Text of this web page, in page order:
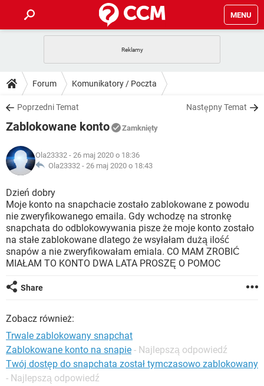
MENU
GRY WHATSAPP
SPOTIFY
INSTAGRAM FACEBOOK
WINDOWS 10
PORADY
PlayStation TIKTOK
INSTAGRAM
WINDOWS 10
DO POBRANIA
ANDROID TIKTOK
GRY
IOS NETFLIX
INSTAGRAM
WINDOWS 10
COVID-19
GRY
SPOTIFY
INSTAGRAM FACEBOOK
WINDOWS 10
ARTYKUŁY
COVID-19
GRY WHATSAPP
SPOTIFY NETFLIX
INSTAGRAM FACEBOOK
WINDOWS 10
Forum Komunikatory / Poczta
Poprzedni Temat Następny Temat
Zablokowane konto Zamknięty
Ola23332 - 26 maj 2020 o 18:36
Ola23332 - 26 maj 2020 o 18:43
Dzień dobry
Moje konto na snapchacie zostało zablokowane z powodu
nie zweryfikowanego emaila. Gdy wchodzę na stronkę
snapchata do odblokowywania pisze że moje konto zostało
na stałe zablokowane dlatego że wsyłałam dużą ilość
snapów a nie zweryfikowałam emiala. CO MAM ZROBIĆ
MIAŁAM TO KONTO DWA LATA PROSZĘ O POMOC
Share
Zobacz również:
Trwale zablokowany snapchat
Zablokowane konto na snapie - Najlepszą odpowiedź
Twój dostęp do snapchata został tymczasowo zablokowany
- Najlepszą odpowiedź